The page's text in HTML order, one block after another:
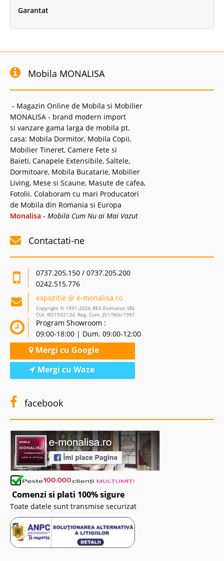
Garantat
Mobila MONALISA
- Magazin Online de Mobila si Mobilier
MONALISA - brand modern import
si vanzare gama larga de mobila pt.
casa: Mobila Dormitor, Mobila Copii,
Mobilier Tineret, Camere Fete si
Baieti, Canapele Extensibile, Saltele,
Dormitoare, Mobila Bucatarie, Mobilier
Living, Mese si Scaune, Masute de cafea,
Fotolii. Colaboram cu mari Producatori
de Mobila din Romania si Europa
Monalisa - Mobila Cum Nu ai Mai Vazut
Contactati-ne
0737.205.150 / 0737.205.200
0242.515.776
expozitie @ e-monalisa.ro
Copyright © 1991-2026 REK Evolution SRL
CUI: RO1932134, Reg. Com. J51/966/1991
Program Showroom :
09:00-18:00 | Dum. 09:00-12:00
Mergi cu Google
Mergi cu Waze
facebook
Comenzi si plati 100% sigure
Toate datele sunt transmise securizat